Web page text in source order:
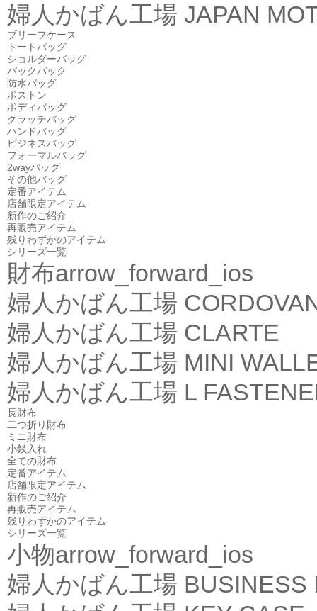
婦人かばん工場 JAPAN
ブリーフケース
トートバッグ
ショルダーバッグ
バックパック
防水バッグ
ボストン
ボディバッグ
クラッチバッグ
ハンドバッグ
ビジネスバッグ
フォーマルバッグ
2wayバッグ
その他バッグ
定番アイテム
店舗限定アイテム
新作のご紹介
再販売アイテム
残りわずかのアイテム
シリーズ一覧
財布arrow_forward_ios
婦人かばん工場
婦人かばん工場 CLARTE
婦人かばん工場 MINI
婦人かばん工場 L
長財布
二つ折り財布
ミニ財布
小銭入れ
全ての財布
定番アイテム
店舗限定アイテム
新作のご紹介
再販売アイテム
残りわずかのアイテム
シリーズ一覧
小物arrow_forward_ios
婦人かばん工場 BUSINESS